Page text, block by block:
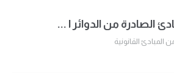
الصادرة من الدوائر ا ...
القانونية